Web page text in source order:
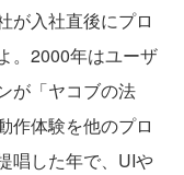
が入社直後にプロ
。2000年はユーザ
が「ヤコブの法
作体験を他のプロ
唱した年で、UIや